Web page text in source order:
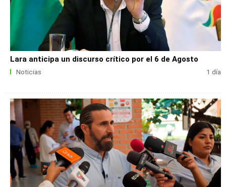
Lara anticipa un discurso crítico por el 6 de Agosto
Noticias 1 día